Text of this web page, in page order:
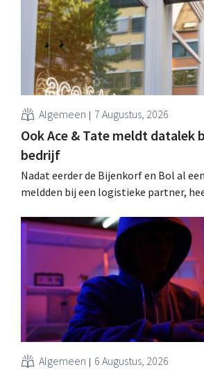
Algemeen 7 Augustus, 2026
Ook Ace & Tate meldt datalek
bedrijf
Nadat eerder de Bijenkorf en Bol al
meldden bij een logistieke partner,
datalek. Financiële gegevens,
wachtwoorden zijn niet getroffen.
Algemeen 6 Augustus, 2026